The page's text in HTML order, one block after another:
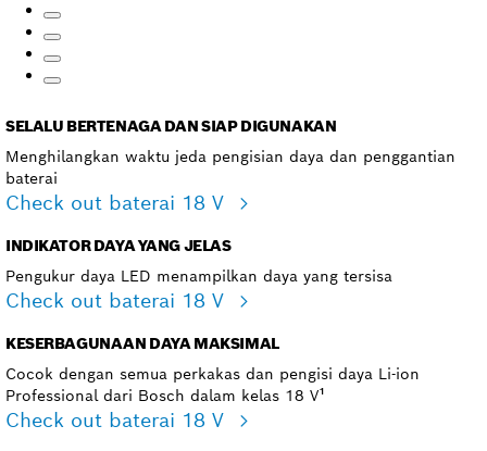
SELALU BERTENAGA DAN SIAP DIGUNAKAN
Menghilangkan waktu jeda pengisian daya dan penggantian
baterai
Check out baterai 18 V
INDIKATOR DAYA YANG JELAS
Pengukur daya LED menampilkan daya yang tersisa
Check out baterai 18 V
KESERBAGUNAAN DAYA MAKSIMAL
Cocok dengan semua perkakas dan pengisi daya Li-ion
Professional dari Bosch dalam kelas 18 V¹
Check out baterai 18 V